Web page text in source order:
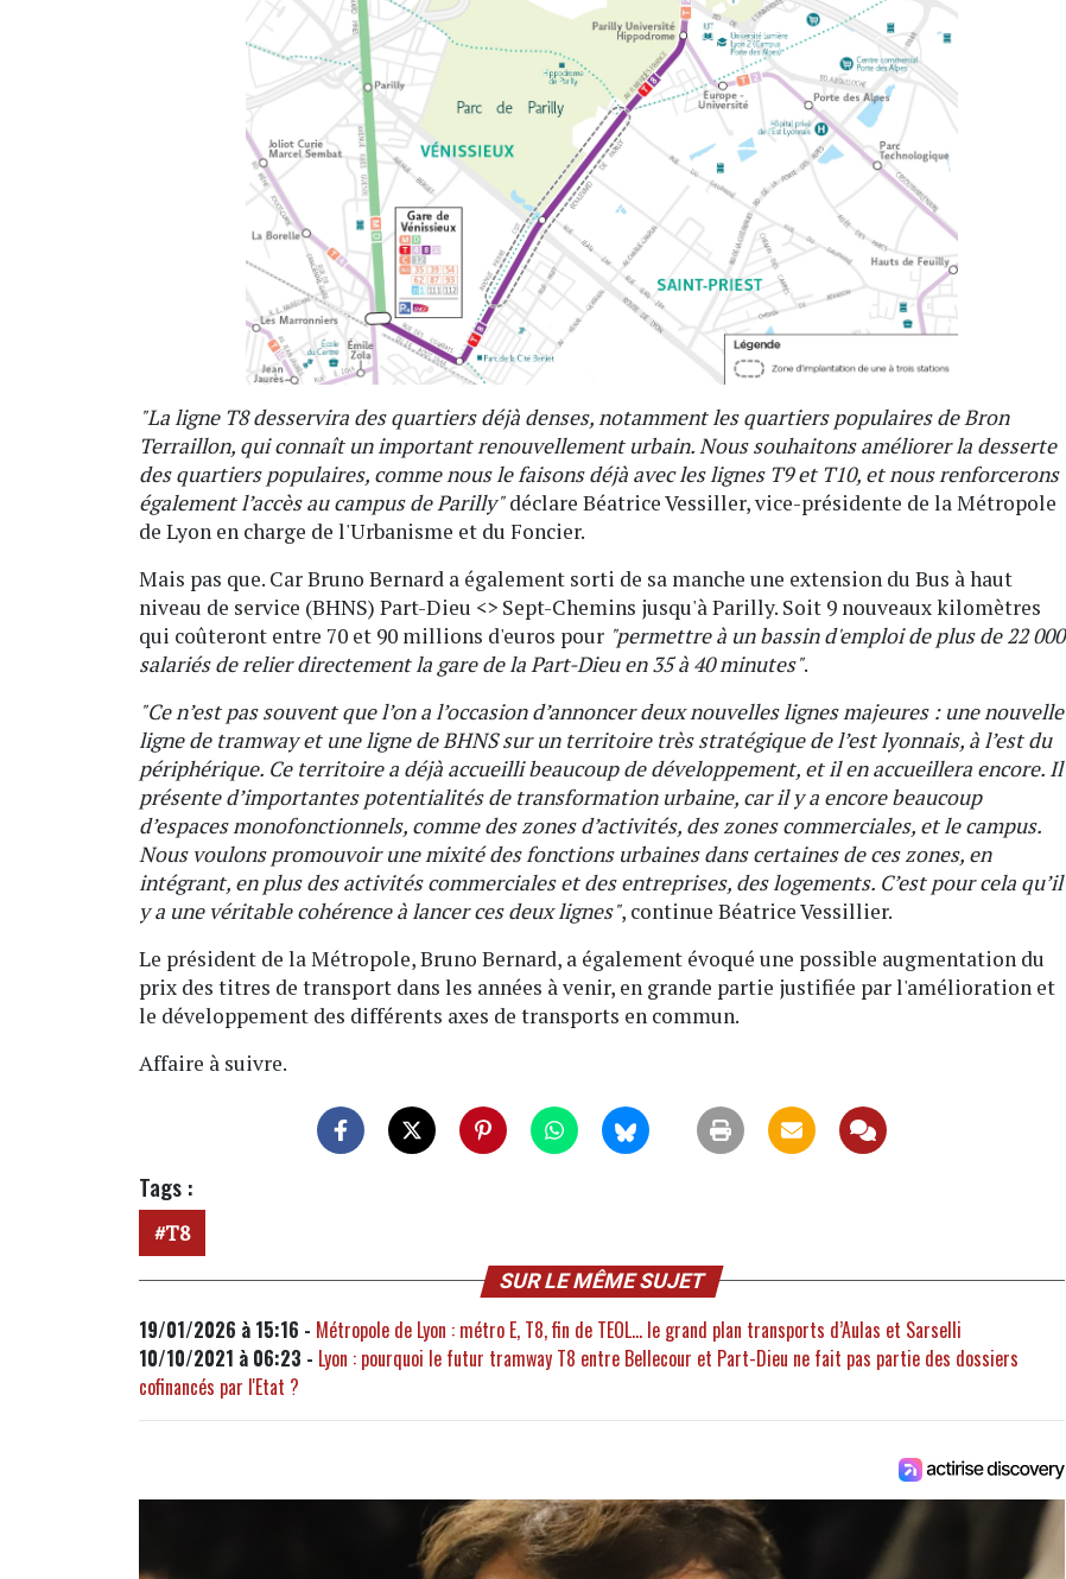
"La ligne T8 desservira des quartiers déjà denses, notamment les quartiers populaires de Bron
Terraillon, qui connaît un important renouvellement urbain. Nous souhaitons améliorer la desserte
des quartiers populaires, comme nous le faisons déjà avec les lignes T9 et T10, et nous renforcerons
également l’accès au campus de Parilly"déclare Béatrice Vessiller, vice-présidente de la Métropole
de Lyon en charge de l'Urbanisme et du Foncier.
Mais pas que. Car Bruno Bernard a également sorti de sa manche une extension du Bus à haut
niveau de service (BHNS) Part-Dieu <> Sept-Chemins jusqu'à Parilly. Soit 9 nouveaux kilomètres
qui coûteront entre 70 et 90 millions d'euros pour "permettre à un bassin d'emploi de plus de 22 000
salariés de relier directement la gare de la Part-Dieu en 35 à 40 minutes".
"Ce n’est pas souvent que l’on a l’occasion d’annoncer deux nouvelles lignes majeures : une nouvelle
ligne de tramway et une ligne de BHNS sur un territoire très stratégique de l’est lyonnais, à l’est du
périphérique. Ce territoire a déjà accueilli beaucoup de développement, et il en accueillera encore. Il
présente d’importantes potentialités de transformation urbaine, car il y a encore beaucoup
d’espaces monofonctionnels, comme des zones d’activités, des zones commerciales, et le campus.
Nous voulons promouvoir une mixité des fonctions urbaines dans certaines de ces zones, en
intégrant, en plus des activités commerciales et des entreprises, des logements. C’est pour cela qu’il
y a une véritable cohérence à lancer ces deux lignes", continue Béatrice Vessillier.
Le président de la Métropole, Bruno Bernard, a également évoqué une possible augmentation du
prix des titres de transport dans les années à venir, en grande partie justifiée par l'amélioration et
le développement des différents axes de transports en commun.
Affaire à suivre.
Tags :
T8
SUR LE MÊME SUJET
19/01/2026 à 15:16 - Métropole de Lyon : métro E, T8, fin de TEOL… le grand plan transports d’Aulas et Sarselli
10/10/2021 à 06:23 - Lyon : pourquoi le futur tramway T8 entre Bellecour et Part-Dieu ne fait pas partie des dossiers
cofinancés par l'Etat ?